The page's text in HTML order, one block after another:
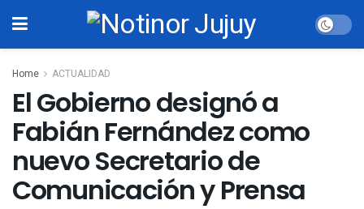
Home ACTUALIDAD
El Gobierno designó a
Fabián Fernández como
nuevo Secretario de
Comunicación y Prensa